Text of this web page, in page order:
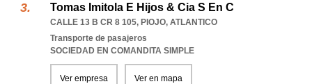
Tomas Imitola E Hijos & Cia S En C
CALLE 13 B CR 8 105, PIOJO, ATLANTICO
Transporte de pasajeros
SOCIEDAD EN COMANDITA SIMPLE
Ver empresa Ver en mapa